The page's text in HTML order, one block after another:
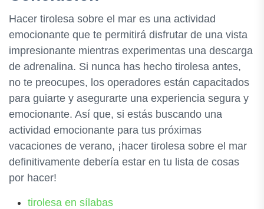
Hacer tirolesa sobre el mar es una actividad
emocionante que te permitirá disfrutar de una vista
impresionante mientras experimentas una descarga
de adrenalina. Si nunca has hecho tirolesa antes,
no te preocupes, los operadores están capacitados
para guiarte y asegurarte una experiencia segura y
emocionante. Así que, si estás buscando una
actividad emocionante para tus próximas
vacaciones de verano, ¡hacer tirolesa sobre el mar
definitivamente debería estar en tu lista de cosas
por hacer!
tirolesa en sílabas